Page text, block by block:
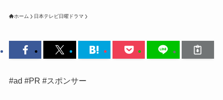
ホーム 日本テレビ日曜ドラマ
#ad #PR #スポンサー